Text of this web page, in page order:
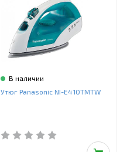
В наличии
Утюг Panasonic NI-E410TMTW